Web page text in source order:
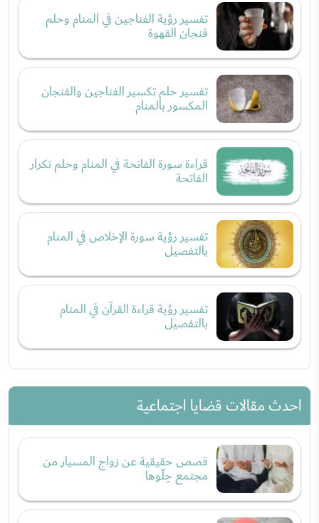
تفسير رؤية الفناجين في المنام وحلم
فنجان القهوة
تفسير حلم تكسير الفناجين والفنجان
المكسور بالمنام
قراءة سورة الفاتحة في المنام وحلم تكرار
الفاتحة
تفسير رؤية سورة الإخلاص في المنام
بالتفصيل
تفسير رؤية قراءة القرآن في المنام
بالتفصيل
احدث مقالات قضايا اجتماعية
قصص حقيقية عن زواج المسيار من
مجتمع حِلّوها